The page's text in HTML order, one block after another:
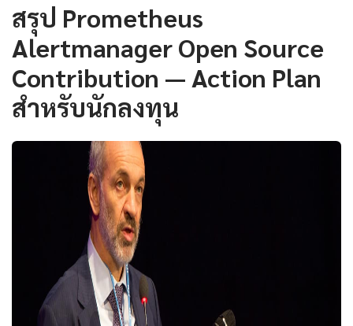
สรุป Prometheus
Alertmanager Open Source
Contribution — Action Plan
สำหรับนักลงทุน